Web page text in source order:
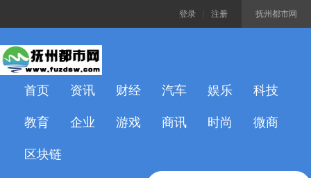
抚州都市网
登录 注册
首页 资讯 财经 汽车 娱乐 科技
教育 企业 游戏 商讯 时尚 微商
区块链